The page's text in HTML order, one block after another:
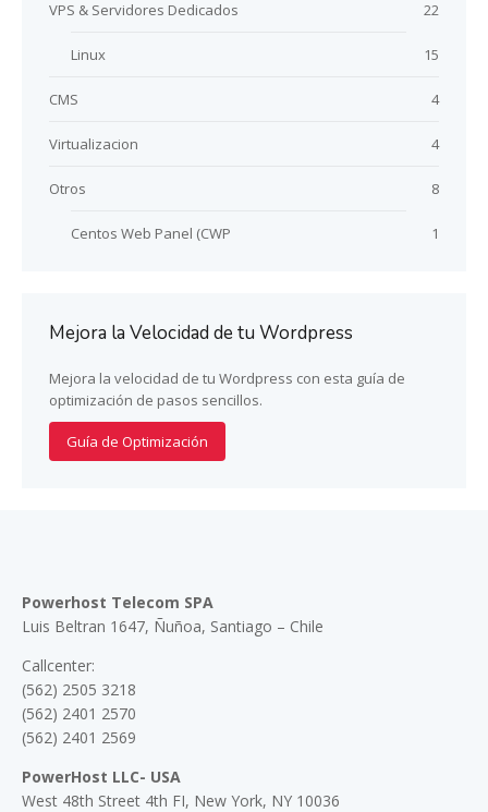
VPS & Servidores Dedicados 22
Linux 15
CMS 4
Virtualizacion 4
Otros 8
Centos Web Panel (CWP 1
Mejora la Velocidad de tu Wordpress
Mejora la velocidad de tu Wordpress con esta guía de
optimización de pasos sencillos.
Guía de Optimización
Powerhost Telecom SPA
Luis Beltran 1647, Ñuñoa, Santiago – Chile
Callcenter:
(562) 2505 3218
(562) 2401 2570
(562) 2401 2569
PowerHost LLC- USA
West 48th Street 4th FI, New York, NY 10036